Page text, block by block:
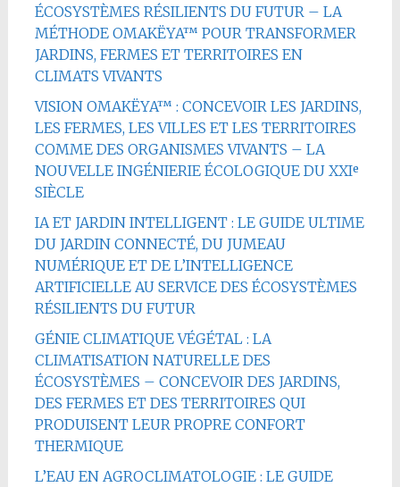
ÉCOSYSTÈMES RÉSILIENTS DU FUTUR – LA
MÉTHODE OMAKËYA™ POUR TRANSFORMER
JARDINS, FERMES ET TERRITOIRES EN
CLIMATS VIVANTS
VISION OMAKËYA™ : CONCEVOIR LES JARDINS,
LES FERMES, LES VILLES ET LES TERRITOIRES
COMME DES ORGANISMES VIVANTS – LA
NOUVELLE INGÉNIERIE ÉCOLOGIQUE DU XXIᵉ
SIÈCLE
IA ET JARDIN INTELLIGENT : LE GUIDE ULTIME
DU JARDIN CONNECTÉ, DU JUMEAU
NUMÉRIQUE ET DE L’INTELLIGENCE
ARTIFICIELLE AU SERVICE DES ÉCOSYSTÈMES
RÉSILIENTS DU FUTUR
GÉNIE CLIMATIQUE VÉGÉTAL : LA
CLIMATISATION NATURELLE DES
ÉCOSYSTÈMES – CONCEVOIR DES JARDINS,
DES FERMES ET DES TERRITOIRES QUI
PRODUISENT LEUR PROPRE CONFORT
THERMIQUE
L’EAU EN AGROCLIMATOLOGIE : LE GUIDE